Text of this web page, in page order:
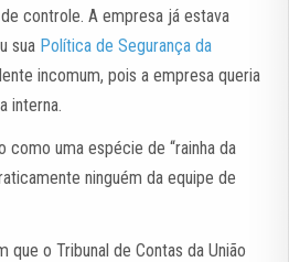
controle. A empresa já estava
sua Política de Segurança da
incomum, pois a empresa queria
interna.
como uma espécie de “rainha da
ninguém da equipe de
o Tribunal de Contas da União